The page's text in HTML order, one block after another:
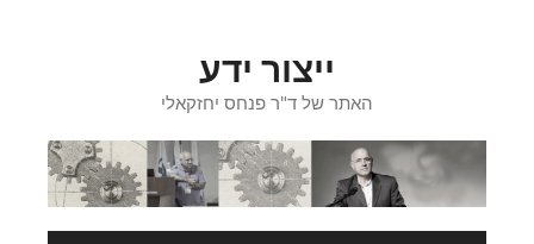
ייצור ידע
האתר של ד"ר פנחס יחזקאלי